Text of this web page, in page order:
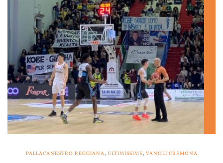
PALLACANESTRO REGGIANA, ULTIMISSIME, VANOLI CREMONA